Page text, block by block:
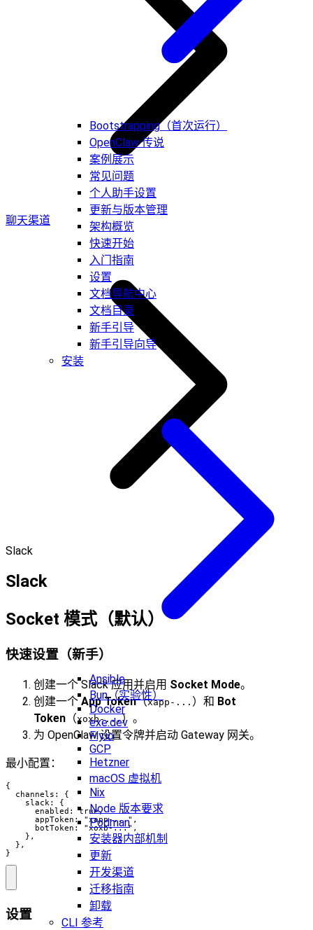
Bootstrapping（首次运行）
OpenClaw 传说
案例展示
常见问题
个人助手设置
更新与版本管理
架构概览
快速开始
入门指南
设置
文档导航中心
文档目录
新手引导
新手引导向导
安装
Ansible
Bun（实验性）
Docker
exe.dev
Fly.io
GCP
Hetzner
macOS 虚拟机
Nix
Node 版本要求
Podman
安装器内部机制
更新
开发渠道
迁移指南
卸载
CLI 参考
聊天渠道
Slack
Slack
Socket 模式（默认）
快速设置（新手）
创建一个 Slack 应用并启用 Socket Mode。
创建一个 App Token（xapp-... ）和 Bot
Token （xoxb-...）。
为 OpenClaw 设置令牌并启动 Gateway 网关。
最小配置：
{
  channels: {
    slack: {
      enabled: true,
      appToken: "xapp-...",
      botToken: "xoxb-...",
    },
  },
}
设置